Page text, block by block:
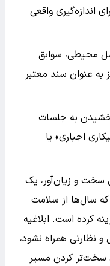
اندازه‌گیری واقعی
محیطی، سوابق
به عنوان سند معتبر
به جلسات
اجباری» یا
سخت و زیان‌آور، یک
که سال‌ها از سلامت
کرده است. ابلاغیه
و نظارتی همراه نشود،
سخت‌تر کردن مسیر